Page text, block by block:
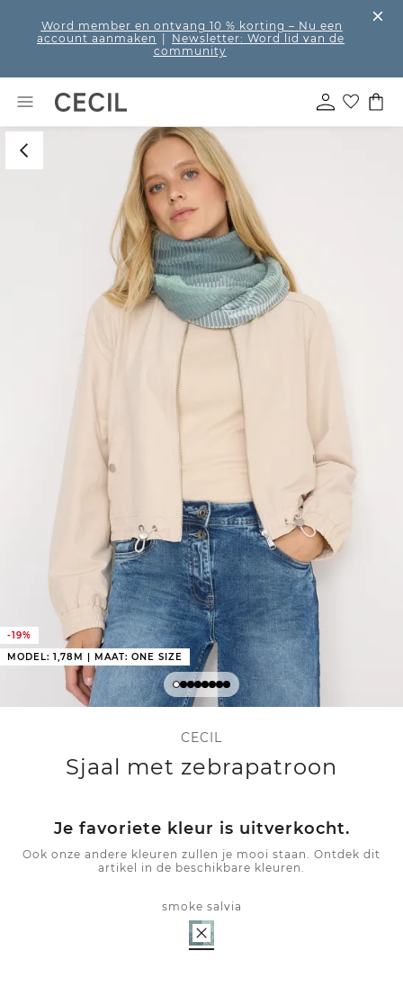
Word member en ontvang 10 % korting – Nu een
account aanmaken
Newsletter: Word lid van de
community
-19%
MODEL: 1,78M | MAAT: ONE SIZE
CECIL
Sjaal met zebrapatroon
Je favoriete kleur is uitverkocht.
Ook onze andere kleuren zullen je mooi staan. Ontdek dit
artikel in de beschikbare kleuren.
smoke salvia